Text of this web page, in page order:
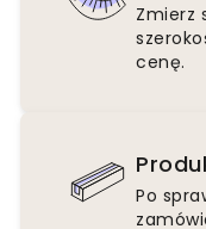
Zmierz
cenę.
Po